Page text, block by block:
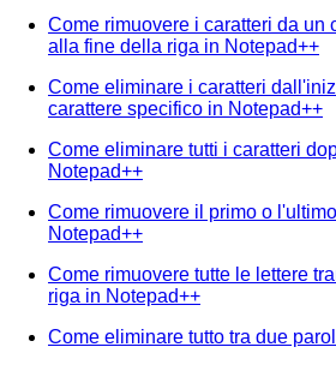
Come rimuovere i caratteri da un
alla fine della riga in Notepad++
Come eliminare i caratteri
carattere specifico in Notepad++
Come eliminare tutti i caratteri
Notepad++
Come rimuovere il primo o
Notepad++
Come rimuovere tutte le lettere
riga in Notepad++
Come eliminare tutto tra due